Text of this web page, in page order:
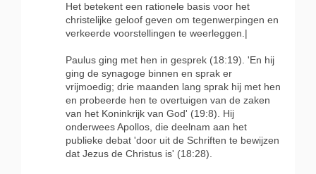
Het betekent een rationele basis voor het
christelijke geloof geven om tegenwerpingen en
verkeerde voorstellingen te weerleggen.|
Paulus ging met hen in gesprek (18:19). 'En hij
ging de synagoge binnen en sprak er
vrijmoedig; drie maanden lang sprak hij met hen
en probeerde hen te overtuigen van de zaken
van het Koninkrijk van God' (19:8). Hij
onderwees Apollos, die deelnam aan het
publieke debat 'door uit de Schriften te bewijzen
dat Jezus de Christus is' (18:28).